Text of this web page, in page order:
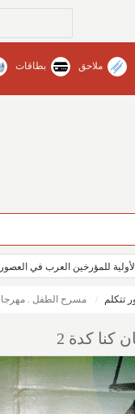
ملاحق بطاقات
للمؤرخين العرب في
تتكلم مسرح الطفل .
كدة 2